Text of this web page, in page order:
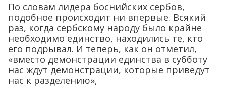
По словам лидера боснийских сербов,
подобное происходит ни впервые. Всякий
раз, когда сербскому народу было крайне
необходимо единство, находились те, кто
его подрывал. И теперь, как он отметил,
«вместо демонстрации единства в субботу
нас ждут демонстрации, которые приведут
нас к разделению»,